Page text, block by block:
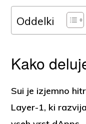
Oddelki
Kako
Sui je izjemno
Layer-1, ki